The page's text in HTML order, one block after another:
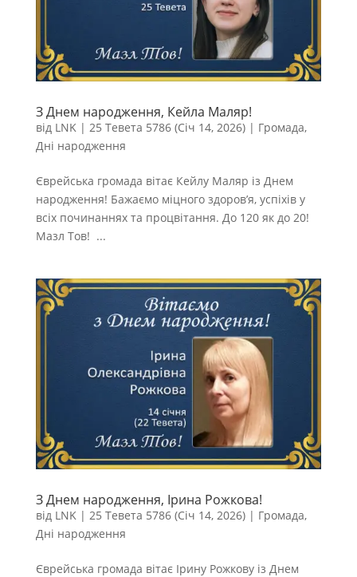
З Днем народження, Кейла Маляр!
від LNK | 25 Тевета 5786 (Січ 14, 2026)| Громада,
Дні народження
Єврейська громада вітає Кейлу Маляр із Днем
народження! Бажаємо міцного здоров’я, успіхів у
всіх починаннях та процвітання. До 120 як до 20!
Мазл Тов! ...
З Днем народження, Ірина Рожкова!
від LNK | 25 Тевета 5786 (Січ 14, 2026)| Громада,
Дні народження
Єврейська громада вітає Ірину Рожкову із Днем